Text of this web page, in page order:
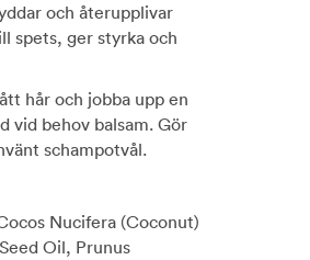
och återupplivar
spets, ger styrka och
hår och jobba upp en
vid behov balsam. Gör
schampotvål.
Nucifera (Coconut)
Oil, Prunus